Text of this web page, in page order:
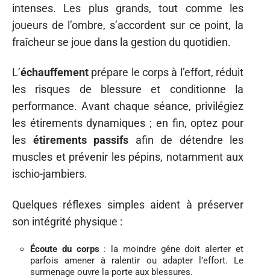
intenses. Les plus grands, tout comme les
joueurs de l’ombre, s’accordent sur ce point, la
fraîcheur se joue dans la gestion du quotidien.
L’échauffement prépare le corps à l’effort, réduit
les risques de blessure et conditionne la
performance. Avant chaque séance, privilégiez
les étirements dynamiques ; en fin, optez pour
les étirements passifs afin de détendre les
muscles et prévenir les pépins, notamment aux
ischio-jambiers.
Quelques réflexes simples aident à préserver
son intégrité physique :
Écoute du corps : la moindre gêne doit alerter et
parfois amener à ralentir ou adapter l’effort. Le
surmenage ouvre la porte aux blessures.